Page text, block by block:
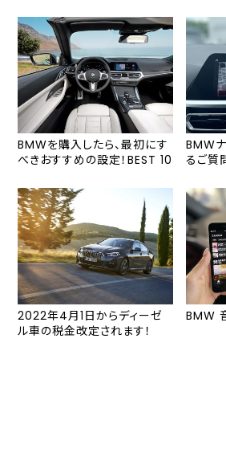
BMWを購入したら、最初にす
べきおすすめの設定！BEST 10
BMW
るご質
2022年4月1日からディーゼ
ル車の税金改定されます！
BMW